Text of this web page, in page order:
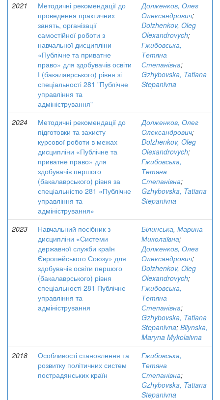
2021
Методичні рекомендації до
проведення практичних
занять, організації
самостійної роботи з
навчальної дисципліни
«Публічне та приватне
право» для здобувачів освіти
І (бакалаврського) рівня зі
спеціальності 281 "Публічне
управління та
адміністрування"
Долженков, Олег
Олександрович;
Dolzhenkov, Oleg
Olexandrovych;
Гжибовська,
Тетяна
Степанівна;
Gzhybovska, Tatiana
Stepanivna
2024
Методичні рекомендації до
підготовки та захисту
курсової роботи в межах
дисципліни «Публічне та
приватне право» для
здобувачів першого
(бакалаврського) рівня за
спеціальністю 281 «Публічне
управління та
адміністрування»
Долженков, Олег
Олександрович;
Dolzhenkov, Oleg
Olexandrovych;
Гжибовська,
Тетяна
Степанівна;
Gzhybovska, Tatiana
Stepanivna
2023
Навчальний посібник з
дисципліни «Системи
державної служби країн
Європейського Союзу» для
здобувачів освіти першого
(бакалаврського) рівня
спеціальності 281 Публічне
управління та
адміністрування
Білинська, Марина
Миколаївна;
Долженков, Олег
Олександрович;
Dolzhenkov, Oleg
Olexandrovych;
Гжибовська,
Тетяна
Степанівна;
Gzhybovska, Tatiana
Stepanivna; Bilynska,
Maryna Mykolaivna
2018
Особливості становлення та
розвитку політичних систем
пострадянських країн
Гжибовська,
Тетяна
Степанівна;
Gzhybovska, Tatiana
Stepanivna